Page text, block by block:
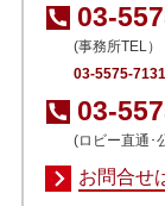
03-
(事務所TEL）
03-5575-7131
03-
(ロビー直通･
お問合せ